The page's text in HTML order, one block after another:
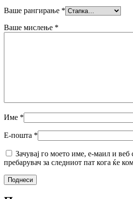
Ваше рангирање *
Ваше мислење *
Име *
Е-пошта *
Зачувај го моето име, е-маил и веб
пребарувач за следниот пат кога ќе